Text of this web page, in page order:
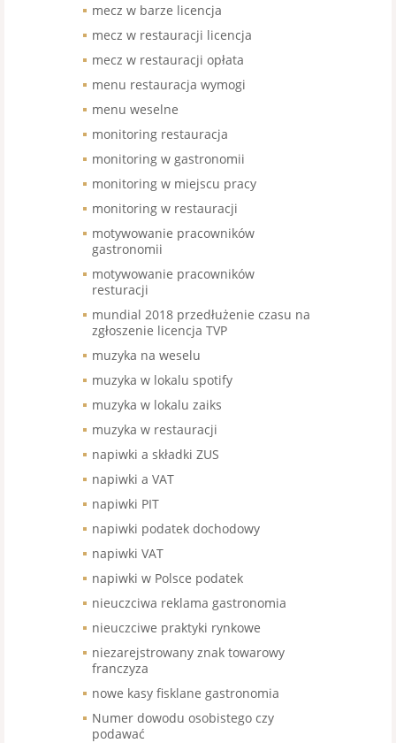
mecz w barze licencja
mecz w restauracji licencja
mecz w restauracji opłata
menu restauracja wymogi
menu weselne
monitoring restauracja
monitoring w gastronomii
monitoring w miejscu pracy
monitoring w restauracji
motywowanie pracowników
gastronomii
motywowanie pracowników
resturacji
mundial 2018 przedłużenie czasu na
zgłoszenie licencja TVP
muzyka na weselu
muzyka w lokalu spotify
muzyka w lokalu zaiks
muzyka w restauracji
napiwki a składki ZUS
napiwki a VAT
napiwki PIT
napiwki podatek dochodowy
napiwki VAT
napiwki w Polsce podatek
nieuczciwa reklama gastronomia
nieuczciwe praktyki rynkowe
niezarejstrowany znak towarowy
franczyza
nowe kasy fisklane gastronomia
Numer dowodu osobistego czy
podawać